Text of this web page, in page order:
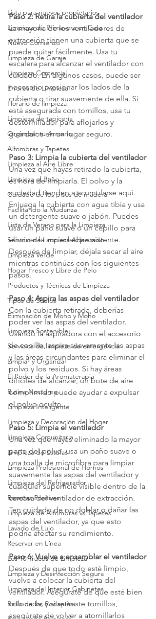
Lista para nuevos propietarios
Limpieza de Primavera en Casa
Nuevo Comienzo
Limpieza de Garaje
Limpieza Comercial
Errores de Limpieza
Horario de limpieza
Limpieza de tapicería
Organizar tu Armario
Alfombras y Tapetes
Limpieza al Aire Libre
Limpieza el Baño
Cuidado de los pisos de madera
Facilitando la Mudanza
Lista de Verano para la Limpieza
Servicio de Limpieza Adecuado
Limpieza Verde
Hogar Fresco y Libre de Pelo
Productos y Técnicas de Limpieza
Tipos de Suelos
Eliminación de Moho y Moho
Limpieza Sostenible
Servicios de limpieza de emergencia
Limpiar y Organizar
El Poder de la Aromaterapia
Rutina Nocturna
Limpieza Inteligente
Limpieza y Decoración del Hogar
Limpieza Comunitaria
Limpieza de Estufas
Limpieza Profesional de Hornos
Limpieza del Refrigerador
Reseñas Positivas
Limpieza de Alfombras vs Tapetes
Lavado de Lujo
Reservar en Línea
Los 10 Trucos de Limpieza
Limpieza y Desinfección Segura
Limpieza del Interior Gabinetes
Brillo de los Rodapiés
Paso 2: Retira la cubierta del ventilador
La mayoría de los ventiladores de
extracción tienen una cubierta que se
puede quitar fácilmente. Usa tu
escalera para alcanzar el ventilador con
cuidado. En algunos casos, puede ser
necesario presionar los lados de la
cubierta o tirar suavemente de ella. Si
está asegurada con tornillos, usa tu
destornillador para aflojarlos y
guárdalos en un lugar seguro.
Paso 3: Limpia la cubierta del ventilador
Una vez que hayas retirado la cubierta,
es hora de limpiarla. El polvo y la
suciedad tienden a acumularse aquí.
Enjuaga la cubierta con agua tibia y usa
un detergente suave o jabón. Puedes
usar un paño suave o un cepillo para
eliminar la suciedad persistente.
Después de limpiar, déjala secar al aire
mientras continúas con los siguientes
pasos.
Paso 4: Aspira las aspas del ventilador
Con la cubierta retirada, deberías
poder ver las aspas del ventilador.
Usando la aspiradora con el accesorio
de cepillo, aspira suavemente las aspas
y las áreas circundantes para eliminar el
polvo y los residuos. Si hay áreas
difíciles de alcanzar, un bote de aire
comprimido puede ayudar a expulsar
el polvo oculto.
Paso 5: Limpia el ventilador
Una vez que hayas eliminado la mayor
parte del polvo, usa un paño suave o
una toalla de microfibra para limpiar
suavemente las aspas del ventilador y
cualquier superficie visible dentro de la
carcasa del ventilador de extracción.
Ten cuidado de no doblar o dañar las
aspas del ventilador, ya que esto
podría afectar su rendimiento.
Paso 6: Vuelve a ensamblar el ventilador
Después de que todo esté limpio,
vuelve a colocar la cubierta del
ventilador. Asegúrate de que esté bien
colocada, y si retiraste tornillos,
asegúrate de volver a atornillarlos